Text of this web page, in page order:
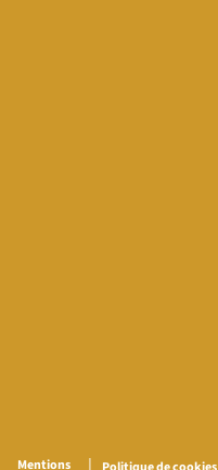
Mentions